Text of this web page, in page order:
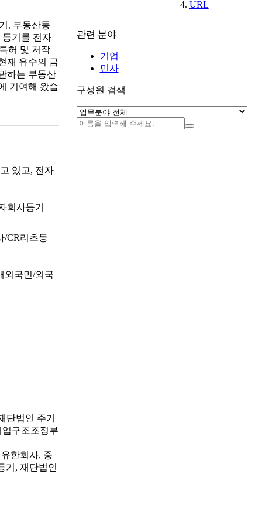
URL
, 부동산등
등기를 전자
허 및 저작
재 유수의 금
하는 부동산
기여해 왔습
있고, 전자
회사등기
/CR리츠등
외국민/외국
단법인 주거
구조조정부
한회사, 중
기, 재단법인
관련 분야
기업
민사
구성원 검색